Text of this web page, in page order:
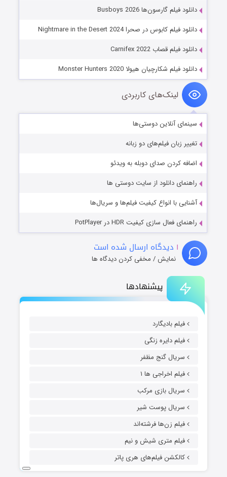
پیشنهادها
فیلم بادیگارد
فیلم دایره زنگی
سریال گنج مظفر
فیلم اخراجی ها ۱
سریال بازی مرکب
سریال پوست شیر
فیلم زن‌ها فرشته‌اند
فیلم متری شیش و نیم
کالکشن فیلم‌های هری پاتر
دانلود فیلم گارسون‌ها Busboys 2026
دانلود فیلم کابوس در صحرا Nightmare in the Desert 2024
دانلود فیلم قصاب Carnifex 2022
دانلود فیلم شکارچیان هیولا Monster Hunters 2020
لینک‌های کاربردی
سینمای آنلاین دوستی‌ها
تغییر زبان فیلم‌های دو زبانه
اضافه کردن صدای دوبله به ویدئو
راهنمای دانلود از سایت دوستی ها
آشنایی با انواع کیفیت فیلم‌ها و سریال‌ها
راهنمای فعال سازی کیفیت HDR در PotPlayer
۱ دیدگاه ارسال شده است
نمایش / مخفی کردن دیدگاه ها